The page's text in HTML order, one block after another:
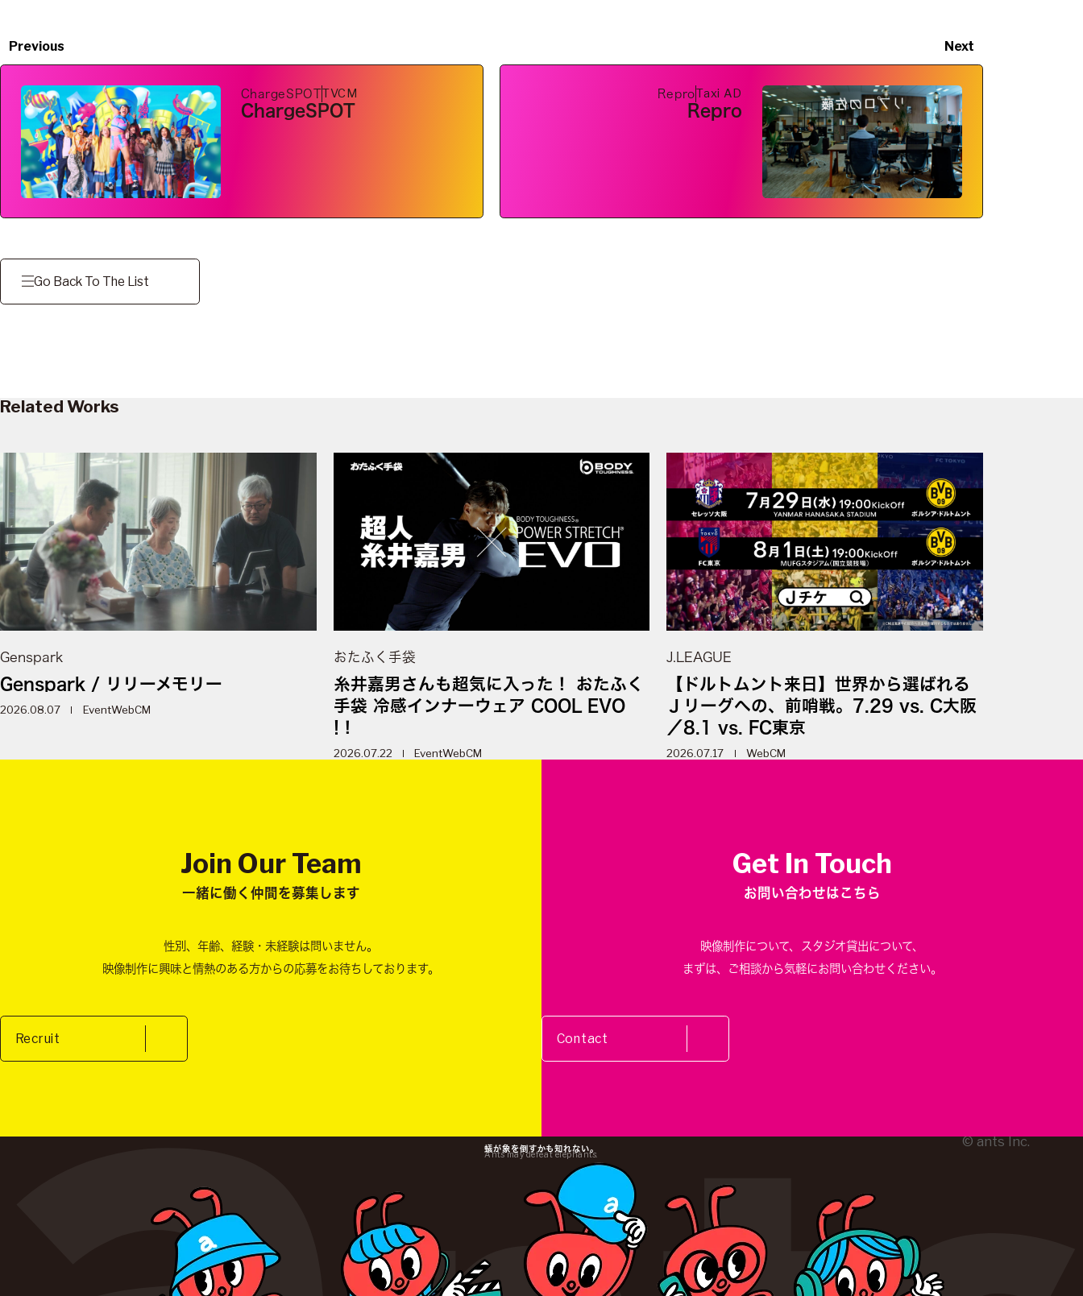
Previous
ChargeSPOT TVCM
ChargeSPOT
Next
ReproTaxi AD
Repro
Go Back To The List
Related Works
Genspark
Genspark / リリーメモリー
2026.08.07 EventWebCM
おたふく手袋
糸井嘉男さんも超気に入った！ おたふく
手袋 冷感インナーウェア COOL EVO
!！
2026.07.22 EventWebCM
J.LEAGUE
【ドルトムント来日】世界から選ばれる
Ｊリーグへの、前哨戦。7.29 vs. C大阪
／8.1 vs. FC東京
2026.07.17 WebCM
Join Our Team
一緒に働く仲間を募集します
性別、年齢、経験・未経験は問いません。
映像制作に興味と情熱のある方からの応募をお待ちしております。
Recruit
Get In Touch
お問い合わせはこちら
映像制作について、
スタジオ貸出について、
まずは、
ご相談から気軽にお問い合わせください。
Contact
蟻が象を倒すかも知れない。
Ants may defeat elephants.
© ants Inc.